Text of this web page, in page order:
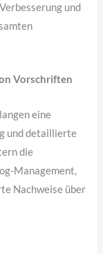
und
Vorschriften
eine
und detaillierte
die
Management,
Nachweise über